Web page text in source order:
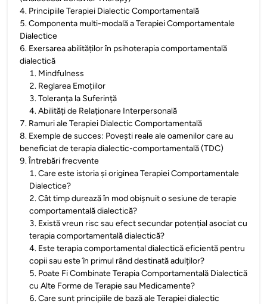
4. Principiile Terapiei Dialectic Comportamentală
5.Componenta multi-modală a Terapiei Comportamentale
Dialectice
6. Exersarea abilităților în psihoterapia comportamentală
dialectică
1. Mindfulness
2. Reglarea Emoțiilor
3.Toleranța la Suferință
4.Abilități de Relaționare Interpersonală
7. Ramuri ale Terapiei Dialectic Comportamentală
8. Exemple de succes: Povești reale ale oamenilor care au
beneficiat de terapia dialectic-comportamentală (TDC)
9.Întrebări frecvente
1.Care este istoria și originea Terapiei Comportamentale
Dialectice?
2.Cât timp durează în mod obișnuit o sesiune de terapie
comportamentală dialectică?
3. Există vreun risc sau efect secundar potențial asociat cu
terapia comportamentală dialectică?
4. Este terapia comportamental dialectică eficientă pentru
copii sau este în primul rând destinată adulților?
5. Poate Fi Combinate Terapia Comportamentală Dialectică
cu Alte Forme de Terapie sau Medicamente?
6.Care sunt principiile de bază ale Terapiei dialectic